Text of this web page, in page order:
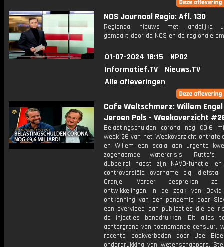
NOS Journaal Regio: Afl. 130
Regionaal nieuws met landelijke
gemaakt door de NOS en de regionale
01-07-2024 18:15
NPO2
Informatief.TV
Nieuws.TV
Alle afleveringen
Cafe Weltschmerz: Willem
Jeroen Pols - Weekoverzicht
Belastingschulden corona nog €9,6
week 26 van het Weekoverzicht
en Willem een scala aan urgente
zogenaamde watercrisis, Rutte's
dubbelrol naast zijn NAVO-functie,
controversiële overname c.q.
Oranje. Verder bespreken ze
ontwikkelingen in de zaak van
ontkenning van een pandemie door
een overvloed aan publicaties die de
de injecties benadrukken. Dit alles
achtergrond van toenemende censuur,
recente boekverboden door Joe
onderdrukking van wetenschappers.